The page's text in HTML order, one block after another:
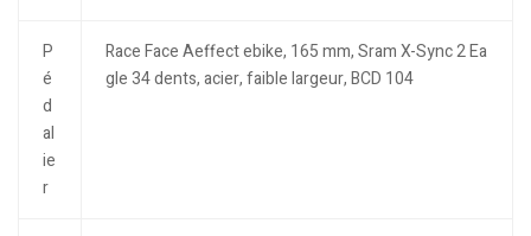
P
é
d
al
ie
r
Race Face Aeffect ebike, 165 mm, Sram X-Sync 2 Ea
gle 34 dents, acier, faible largeur, BCD 104